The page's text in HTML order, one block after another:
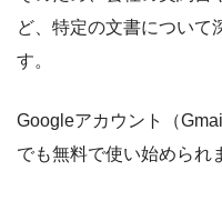
ど、特定の文書について
す。
Googleアカウント（
でも無料で使い始められ